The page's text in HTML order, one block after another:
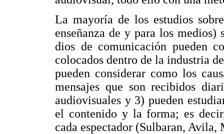
La mayoría de los estudios
enseñanza de y para los medios)
dios de comunicación pueden
colocados dentro de la industria
pueden considerar como los
mensajes que son recibidos
audiovisuales y 3) pueden
el contenido y la forma; es
cada espectador (Sulbaran, Avila,